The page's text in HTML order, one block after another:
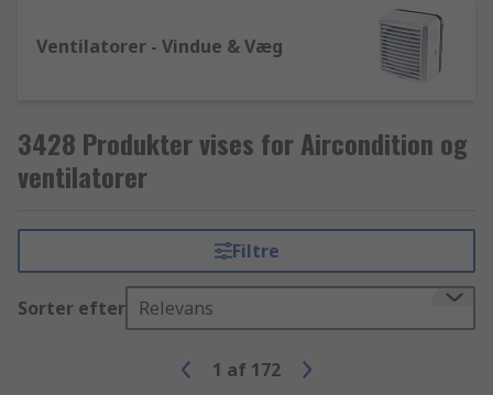
Ventilatorer - Vindue & Væg
3428 Produkter vises for Aircondition og
ventilatorer
Filtre
Sorter efter Relevans
1 af 172